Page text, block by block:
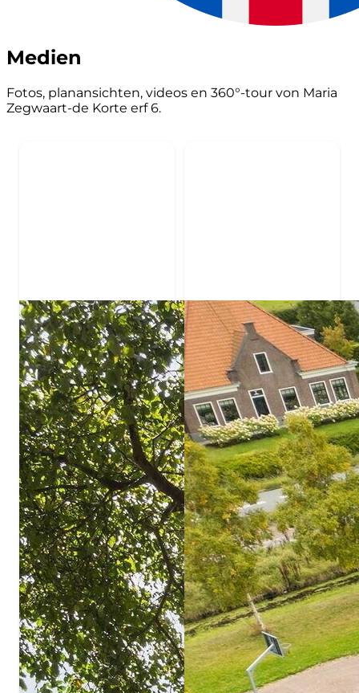
Medien
Fotos, planansichten, videos en 360°-tour von Maria
Zegwaart-de Korte erf 6.